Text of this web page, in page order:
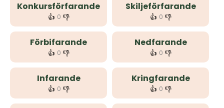
Konkursförfarande
👍 0 👎
Skiljeförfarande
👍 0 👎
Förbifarande
👍 0 👎
Nedfarande
👍 0 👎
Infarande
👍 0 👎
Kringfarande
👍 0 👎